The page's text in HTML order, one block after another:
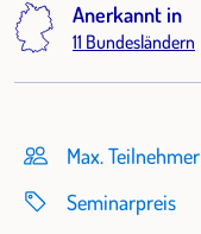
Anerkannt in
11 Bundesländern
Max. Teilnehmer
Seminarpreis